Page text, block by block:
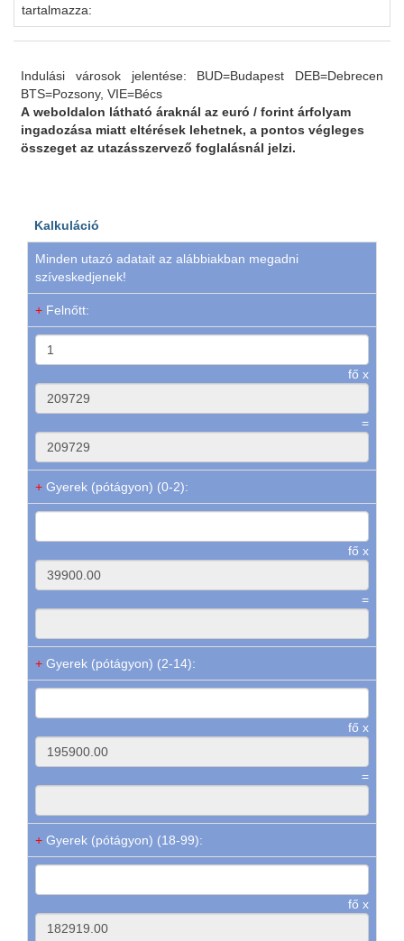
tartalmazza:
Indulási városok jelentése: BUD=Budapest DEB=Debrecen
BTS=Pozsony, VIE=Bécs
A weboldalon látható áraknál az euró / forint árfolyam
ingadozása miatt eltérések lehetnek, a pontos végleges
összeget az utazásszervező foglalásnál jelzi.
Kalkuláció
Minden utazó adatait az alábbiakban megadni
szíveskedjenek!
+ Felnőtt:
fő x
=
+ Gyerek (pótágyon) (0-2):
fő x
=
+ Gyerek (pótágyon) (2-14):
fő x
=
+ Gyerek (pótágyon) (18-99):
fő x